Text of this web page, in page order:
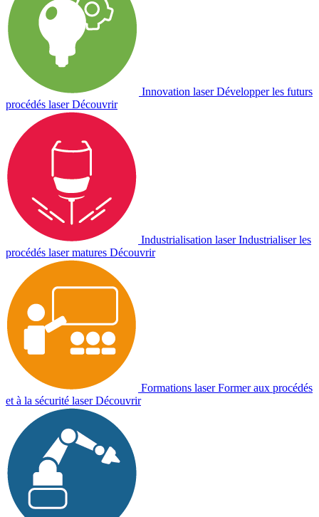
Innovation laser Développer les futurs
procédés laser Découvrir
Industrialisation laser Industrialiser les
procédés laser matures Découvrir
Formations laser Former aux procédés
et à la sécurité laser Découvrir